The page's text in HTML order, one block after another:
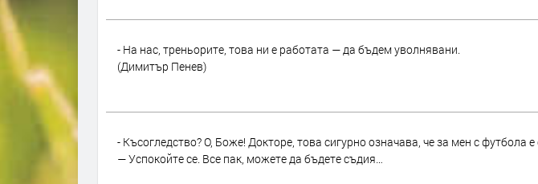
- На нас, треньорите, това ни е работата — да бъдем уволнявани.
(Димитър Пенев)
- Късогледство? О, Боже! Докторе, това сигурно означава, че за мен с футбола
— Успокойте се. Все пак, можете да бъдете съдия…